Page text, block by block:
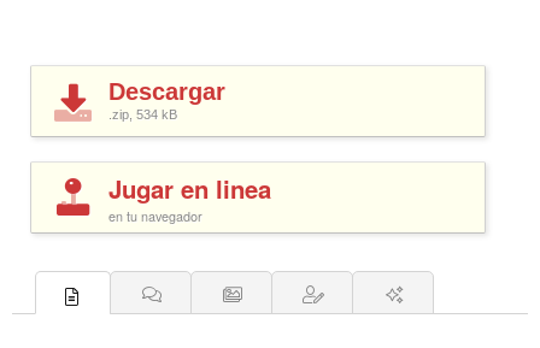
Descargar
.zip, 534 kB
Jugar en linea
en tu navegador